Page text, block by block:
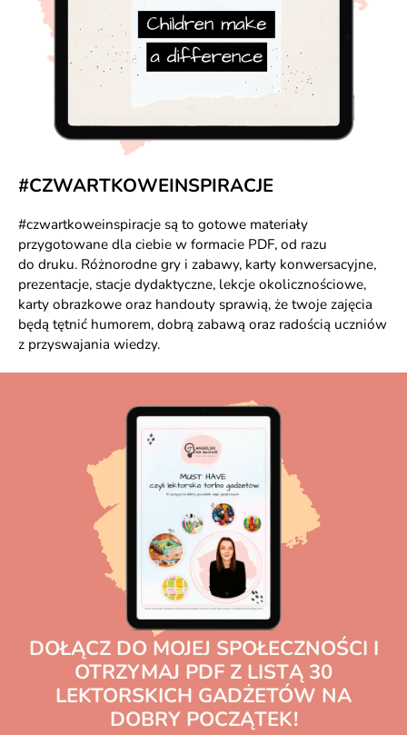
#CZWARTKOWEINSPIRACJE
#czwartkoweinspiracje są to gotowe materiały
przygotowane dla ciebie w formacie PDF, od razu
do druku. Różnorodne gry i zabawy, karty konwersacyjne,
prezentacje, stacje dydaktyczne, lekcje okolicznościowe,
karty obrazkowe oraz handouty sprawią, że twoje zajęcia
będą tętnić humorem, dobrą zabawą oraz radością uczniów
z przyswajania wiedzy.
DOŁĄCZ DO MOJEJ SPOŁECZNOŚCI I
OTRZYMAJ PDF Z LISTĄ 30
LEKTORSKICH GADŻETÓW NA
DOBRY POCZĄTEK!